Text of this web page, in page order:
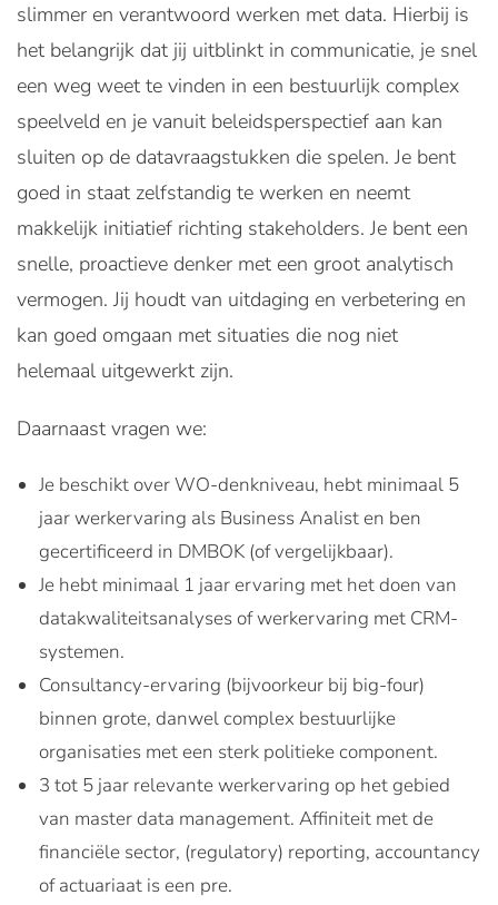
slimmer en verantwoord werken met data. Hierbij is
het belangrijk dat jij uitblinkt in communicatie, je snel
een weg weet te vinden in een bestuurlijk complex
speelveld en je vanuit beleidsperspectief aan kan
sluiten op de datavraagstukken die spelen. Je bent
goed in staat zelfstandig te werken en neemt
makkelijk initiatief richting stakeholders. Je bent een
snelle, proactieve denker met een groot analytisch
vermogen. Jij houdt van uitdaging en verbetering en
kan goed omgaan met situaties die nog niet
helemaal uitgewerkt zijn.
Daarnaast vragen we:
Je beschikt over WO-denkniveau, hebt minimaal 5
jaar werkervaring als Business Analist en ben
gecertificeerd in DMBOK (of vergelijkbaar).
Je hebt minimaal 1 jaar ervaring met het doen van
datakwaliteitsanalyses of werkervaring met CRM-
systemen.
Consultancy-ervaring (bijvoorkeur bij big-four)
binnen grote, danwel complex bestuurlijke
organisaties met een sterk politieke component.
3 tot 5 jaar relevante werkervaring op het gebied
van master data management. Affiniteit met de
financiële sector, (regulatory) reporting, accountancy
of actuariaat is een pre.